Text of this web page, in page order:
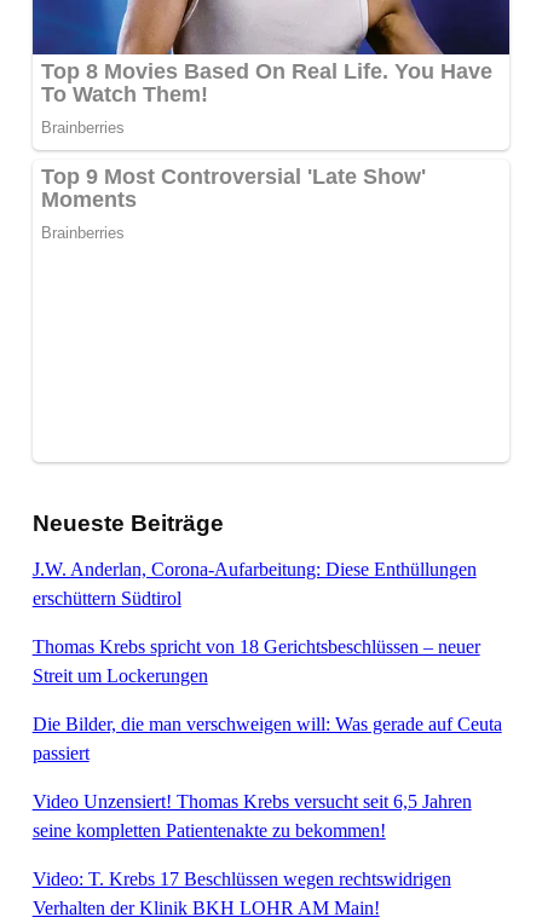
Neueste Beiträge
J.W. Anderlan, Corona-Aufarbeitung: Diese Enthüllungen
erschüttern Südtirol
Thomas Krebs spricht von 18 Gerichtsbeschlüssen – neuer
Streit um Lockerungen
Die Bilder, die man verschweigen will: Was gerade auf Ceuta
passiert
Video Unzensiert! Thomas Krebs versucht seit 6,5 Jahren
seine kompletten Patientenakte zu bekommen!
Video: T. Krebs 17 Beschlüssen wegen rechtswidrigen
Verhalten der Klinik BKH LOHR AM Main!